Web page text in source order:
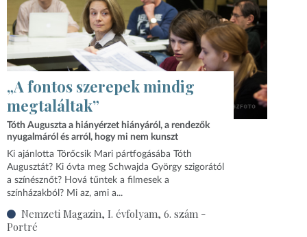
„A fontos szerepek mindig
megtaláltak”
Tóth Auguszta a hiányérzet hiányáról, a rendezők
nyugalmáról és arról, hogy mi nem kunszt
Ki ajánlotta Törőcsik Mari pártfogásába Tóth
Augusztát? Ki óvta meg Schwajda György szigorától
a színésznőt? Hová tűntek a filmesek a
színházakból? Mi az, ami a...
Nemzeti Magazin, I. évfolyam, 6. szám -
Portré